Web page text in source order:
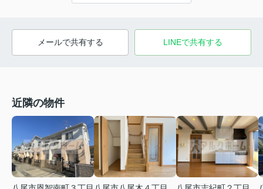
メールで共有する LINEで共有する
近隣の物件